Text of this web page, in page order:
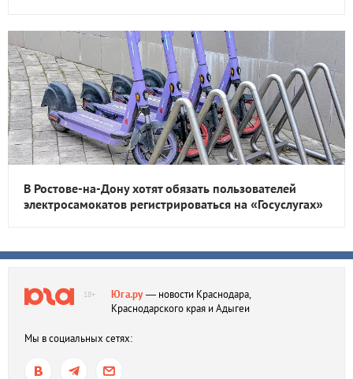
В Ростове-на-Дону хотят обязать пользователей
электросамокатов регистрироваться на «Госуслугах»
18+ Юга.ру— новости Краснодара,
Краснодарского края и Адыгеи
Мы в социальных сетях: